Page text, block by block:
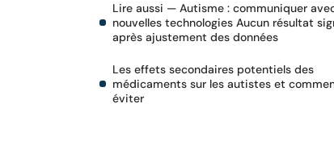
Lire aussi — Autisme : communiquer
nouvelles technologies Aucun résultat significatif
après ajustement des données
Les effets secondaires potentiels des
médicaments sur les autistes et
éviter